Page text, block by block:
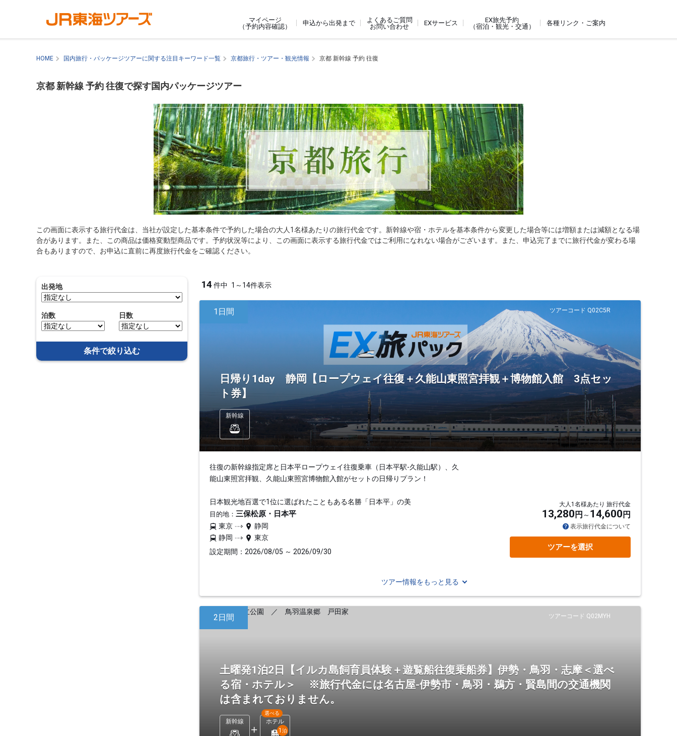
マイページ
（予約内容確認）
申込から出発まで
よくあるご質問
お問い合わせ
EXサービス
EX旅先予約
（宿泊・観光・交通）
各種リンク・ご案内
HOME 国内旅行・パッケージツアーに関する注目キーワード一覧 京都旅行・ツアー・観光情報 京都 新幹線 予約 往復
京都 新幹線 予約 往復で探す国内パッケージツアー
この画面に表示する旅行代金は、当社が設定した基本条件で予約した場合の大人1名様あたりの旅行代金です。新幹線や宿・ホテルを基本条件から変更した場合等には増額または減額となる場
合があります。また、この商品は価格変動型商品です。予約状況等により、この画面に表示する旅行代金ではご利用になれない場合がございます。また、申込完了までに旅行代金が変わる場
合もありますので、お申込に直前に再度旅行代金をご確認ください。
出発地
泊数 日数
条件で絞り込む
14 件中 1～14件表示
ツアーコード Q02C5R
1日間
日帰り1day 静岡【ロープウェイ往復＋久能山東照宮拝観＋博物館入館 3点セッ
ト券】
新幹線
往復の新幹線指定席と日本平ロープウェイ往復乗車（日本平駅-久能山駅）、久
能山東照宮拝観、久能山東照宮博物館入館がセットの日帰りプラン！
日本観光地百選で1位に選ばれたこともある名勝「日本平」の美
目的地： 三保松原・日本平
東京
静岡
静岡
東京
設定期間：2026/08/05 ～ 2026/09/30
大人1名様あたり 旅行代金
13,280 円 14,600 円
表示旅行代金について
ツアーを選択
ツアー情報をもっと見る
ツアーコード Q02MYH
2日間
土曜発1泊2日【イルカ島飼育員体験＋遊覧船往復乗船券】伊勢・鳥羽・志摩＜選べ
る宿・ホテル＞ ※旅行代金には名古屋-伊勢市・鳥羽・鵜方・賢島間の交通機関
は含まれておりません。
新幹線 ホテル
選べる
1 泊